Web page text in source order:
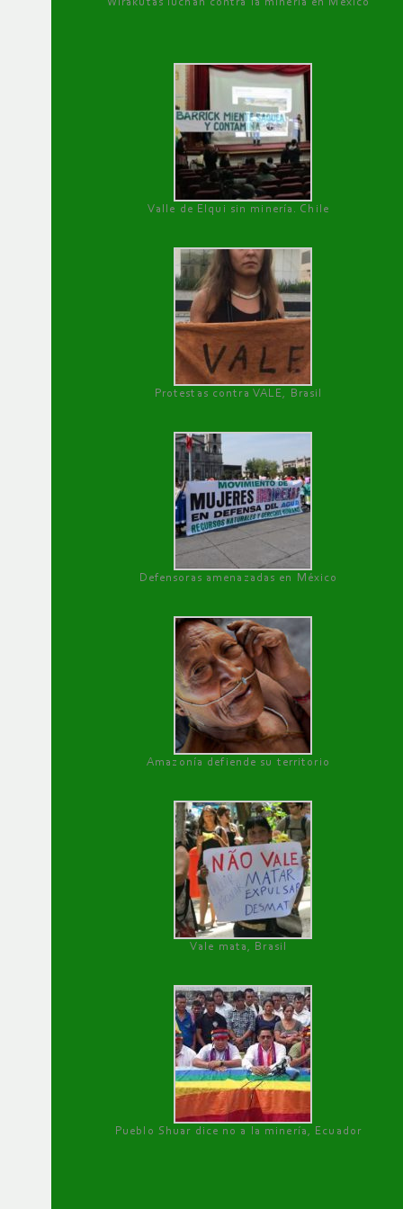
Valle de Elqui sin minería. Chile
Protestas contra VALE, Brasil
Defensoras amenazadas en México
Amazonía defiende su territorio
Vale mata, Brasil
Pueblo Shuar dice no a la minería, Ecuador